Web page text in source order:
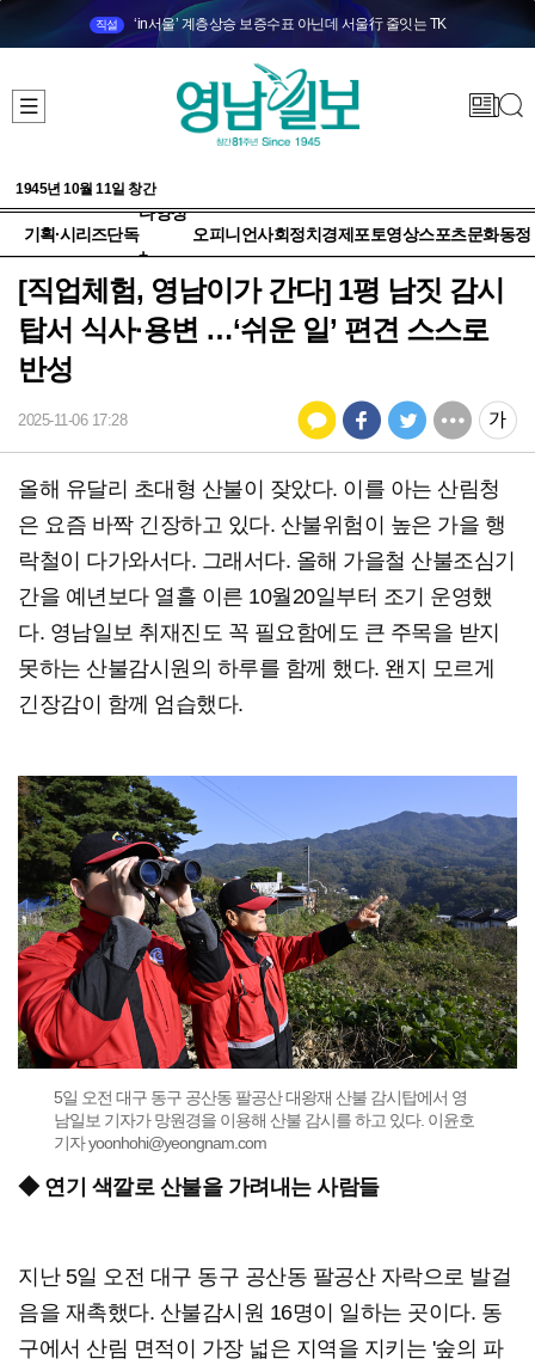
직설 ‘in서울’ 계층상승 보증수표 아닌데 서울行 줄잇는 TK
1945년 10월 11일 창간
기획·시리즈단독
다양성
+
오피니언사회정치 경제 포토영상스포츠문화동정
[직업체험, 영남이가 간다] 1평 남짓 감시
탑서 식사·용변 …‘쉬운 일’ 편견 스스로
반성
2025-11-06 17:28
올해 유달리 초대형 산불이 잦았다. 이를 아는 산림청
은 요즘 바짝 긴장하고 있다. 산불위험이 높은 가을 행
락철이 다가와서다. 그래서다. 올해 가을철 산불조심기
간을 예년보다 열흘 이른 10월20일부터 조기 운영했
다. 영남일보 취재진도 꼭 필요함에도 큰 주목을 받지
못하는 산불감시원의 하루를 함께 했다. 왠지 모르게
긴장감이 함께 엄습했다.
5일 오전 대구 동구 공산동 팔공산 대왕재 산불 감시탑에서 영
남일보 기자가 망원경을 이용해 산불 감시를 하고 있다. 이윤호
기자 yoonhohi@yeongnam.com
◆ 연기 색깔로 산불을 가려내는 사람들
지난 5일 오전 대구 동구 공산동 팔공산 자락으로 발걸
음을 재촉했다. 산불감시원 16명이 일하는 곳이다. 동
구에서 산림 면적이 가장 넓은 지역을 지키는 '숲의 파